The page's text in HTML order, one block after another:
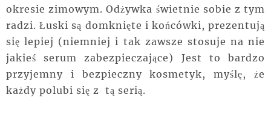
okresie zimowym. Odżywka świetnie sobie z tym
radzi. Łuski są domknięte i końcówki, prezentują
się lepiej (niemniej i tak zawsze stosuje na nie
jakieś serum zabezpieczające) Jest to bardzo
przyjemny i bezpieczny kosmetyk, myślę, że
każdy polubi się z tą serią.